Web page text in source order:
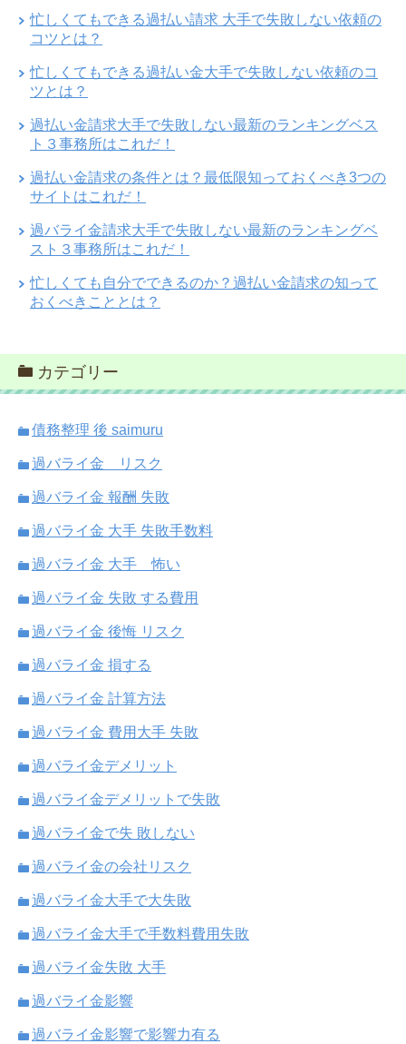
忙しくてもできる過払い請求 大手で失敗しない依頼の
コツとは？
忙しくてもできる過払い金大手で失敗しない依頼のコ
ツとは？
過払い金請求大手で失敗しない最新のランキングベス
ト３事務所はこれだ！
過払い金請求の条件とは？最低限知っておくべき3つの
サイトはこれだ！
過バライ金請求大手で失敗しない最新のランキングベ
スト３事務所はこれだ！
忙しくても自分でできるのか？過払い金請求の知って
おくべきこととは？
カテゴリー
債務整理 後 saimuru
過バライ金 リスク
過バライ金 報酬 失敗
過バライ金 大手 失敗手数料
過バライ金 大手 怖い
過バライ金 失敗 する費用
過バライ金 後悔 リスク
過バライ金 損する
過バライ金 計算方法
過バライ金 費用大手 失敗
過バライ金デメリット
過バライ金デメリットで失敗
過バライ金で失 敗しない
過バライ金の会社リスク
過バライ金大手で大失敗
過バライ金大手で手数料費用失敗
過バライ金失敗 大手
過バライ金影響
過バライ金影響で影響力有る